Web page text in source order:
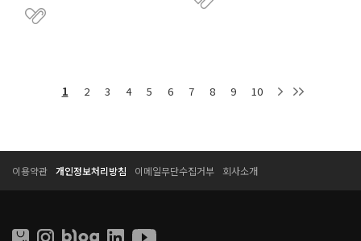
1 2 3 4 5 6 7 8 9 10
이용약관 개인정보처리방침 이메일무단수집거부 회사소개